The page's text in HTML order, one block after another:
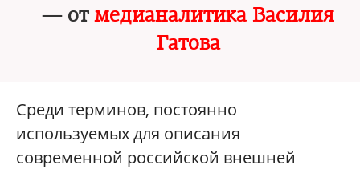
— от медианалитика Василия
Гатова
Среди терминов, постоянно
используемых для описания
современной российской внешней